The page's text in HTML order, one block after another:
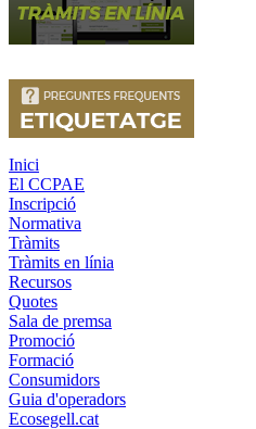
Inici
El CCPAE
Inscripció
Normativa
Tràmits
Tràmits en línia
Recursos
Quotes
Sala de premsa
Promoció
Formació
Consumidors
Guia d'operadors
Ecosegell.cat